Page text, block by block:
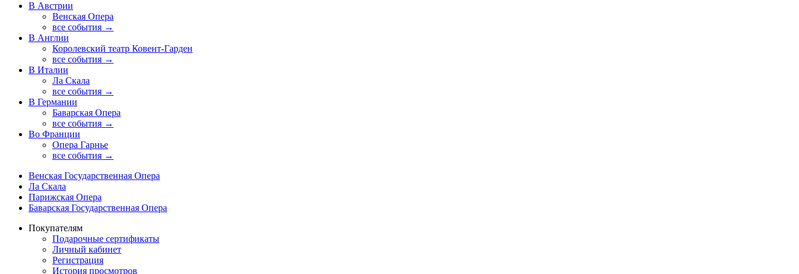
В Австрии
Венская Опера
все события →
В Англии
Королевский театр Ковент-Гарден
все события →
В Италии
Ла Скала
все события →
В Германии
Баварская Опера
все события →
Во Франции
Опера Гарнье
все события →
Венская Государственная Опера
Ла Скала
Парижская Опера
Баварская Государственная Опера
Покупателям
Подарочные сертификаты
Личный кабинет
Регистрация
История просмотров